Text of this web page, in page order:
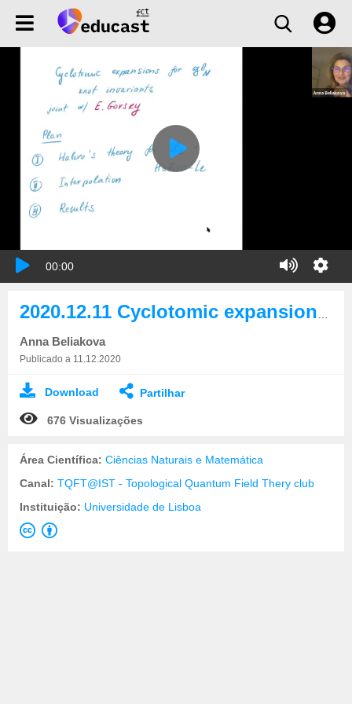
00:00
Anna Beliakova
Publicado a 11.12.2020
Download Partilhar
676 Visualizações
Área Científica: Ciências Naturais e Matemática
Canal: TQFT@IST - Topological Quantum Field Thery club
Instituição: Universidade de Lisboa